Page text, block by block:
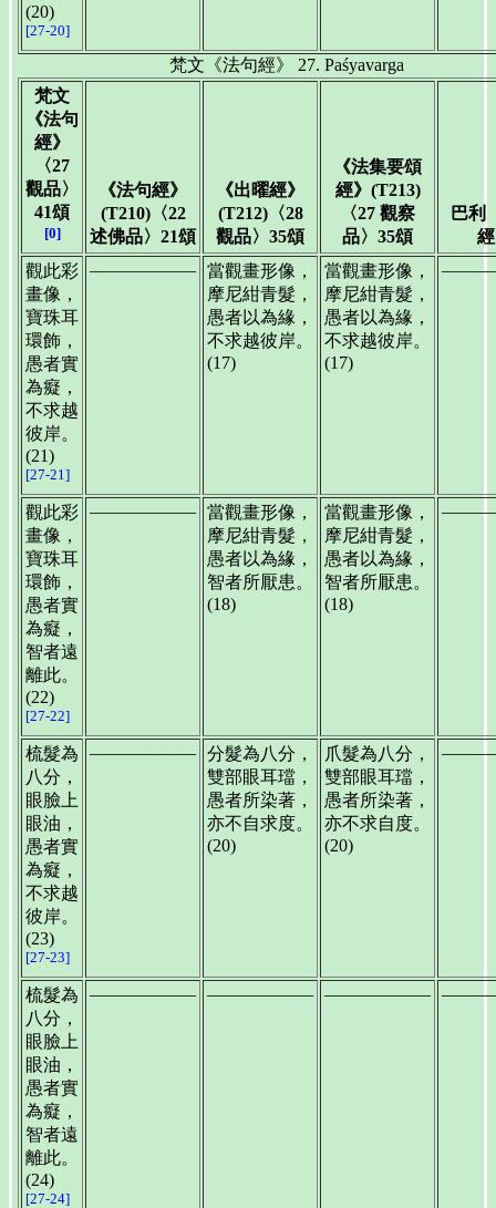
(20)
[27-20]
梵文《法句經》 27. Paśyavarga
梵文
《法句
經》
〈27
觀品〉
41頌
[0]
《法句經》
(T210)〈22
述佛品〉21頌
《出曜經》
(T212)〈28
觀品〉35頌
《法集要頌
經》(T213)
〈27 觀察
品〉35頌
巴利
觀此彩
畫像，
寶珠耳
環飾，
愚者實
為癡，
不求越
彼岸。
(21)
[27-21]
—————— 當觀畫形像，
摩尼紺青髮，
愚者以為緣，
不求越彼岸。
(17)
當觀畫形像，
摩尼紺青髮，
愚者以為緣，
不求越彼岸。
(17)
觀此彩
畫像，
寶珠耳
環飾，
愚者實
為癡，
智者遠
離此。
(22)
[27-22]
—————— 當觀畫形像，
摩尼紺青髮，
愚者以為緣，
智者所厭患。
(18)
當觀畫形像，
摩尼紺青髮，
愚者以為緣，
智者所厭患。
(18)
梳髮為
八分，
眼臉上
眼油，
愚者實
為癡，
不求越
彼岸。
(23)
[27-23]
—————— 分髮為八分，
雙部眼耳璫，
愚者所染著，
亦不自求度。
(20)
爪髮為八分，
雙部眼耳璫，
愚者所染著，
亦不求自度。
(20)
梳髮為
八分，
眼臉上
眼油，
愚者實
為癡，
智者遠
離此。
(24)
[27-24]
—————— —————— ——————